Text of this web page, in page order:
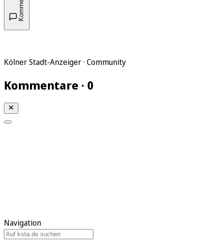
Kölner Stadt-Anzeiger · Community
Kommentare · 0
Navigation